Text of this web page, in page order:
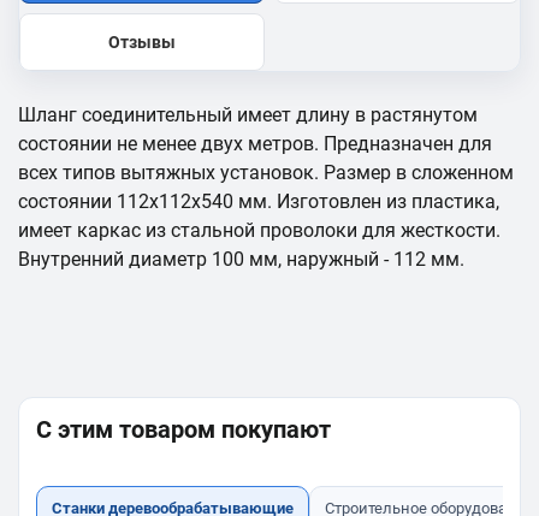
Отзывы
Шланг соединительный имеет длину в растянутом
состоянии не менее двух метров. Предназначен для
всех типов вытяжных установок. Размер в сложенном
состоянии 112х112х540 мм. Изготовлен из пластика,
имеет каркас из стальной проволоки для жесткости.
Внутренний диаметр 100 мм, наружный - 112 мм.
С этим товаром покупают
Станки деревообрабатывающие Строительное оборудование